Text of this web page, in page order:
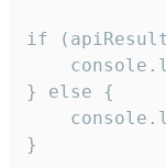
if
} else {
}